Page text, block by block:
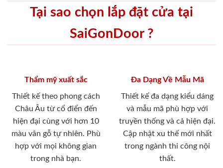
Tại sao chọn lắp đặt cửa tại
SaiGonDoor ?
Thẩm mỹ xuất sắc
Thiết kế theo phong cách
Châu Âu từ cổ điển đến
hiện đại cùng với hơn 10
màu vân gỗ tự nhiên. Phù
hợp với mọi không gian
trong nhà bạn.
Đa Dạng Về Mẫu Mã
Thiết kế đa dạng kiểu dáng
và mẫu mã phù hợp với
truyền thống và cả hiện đại.
Cập nhật xu thế mới nhất
trong ngành thi công nội
thất.